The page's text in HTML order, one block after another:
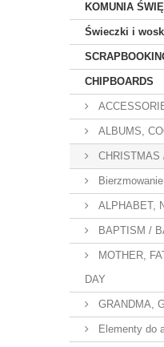
KOMUNIA
Świeczki i
CHIPBOARDS
ALBUMS,
CHRISTMAS
Bierzmowanie
ALPHABET,
BAPTISM /
MOTHER,
DAY
GRANDMA,
Elementy do